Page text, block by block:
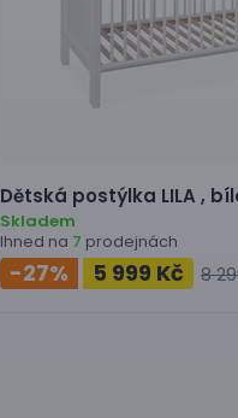
Dětská postýlka LILA ,
Skladem
Ihned na 7 prodejnách
-27% 5 999 Kč 8